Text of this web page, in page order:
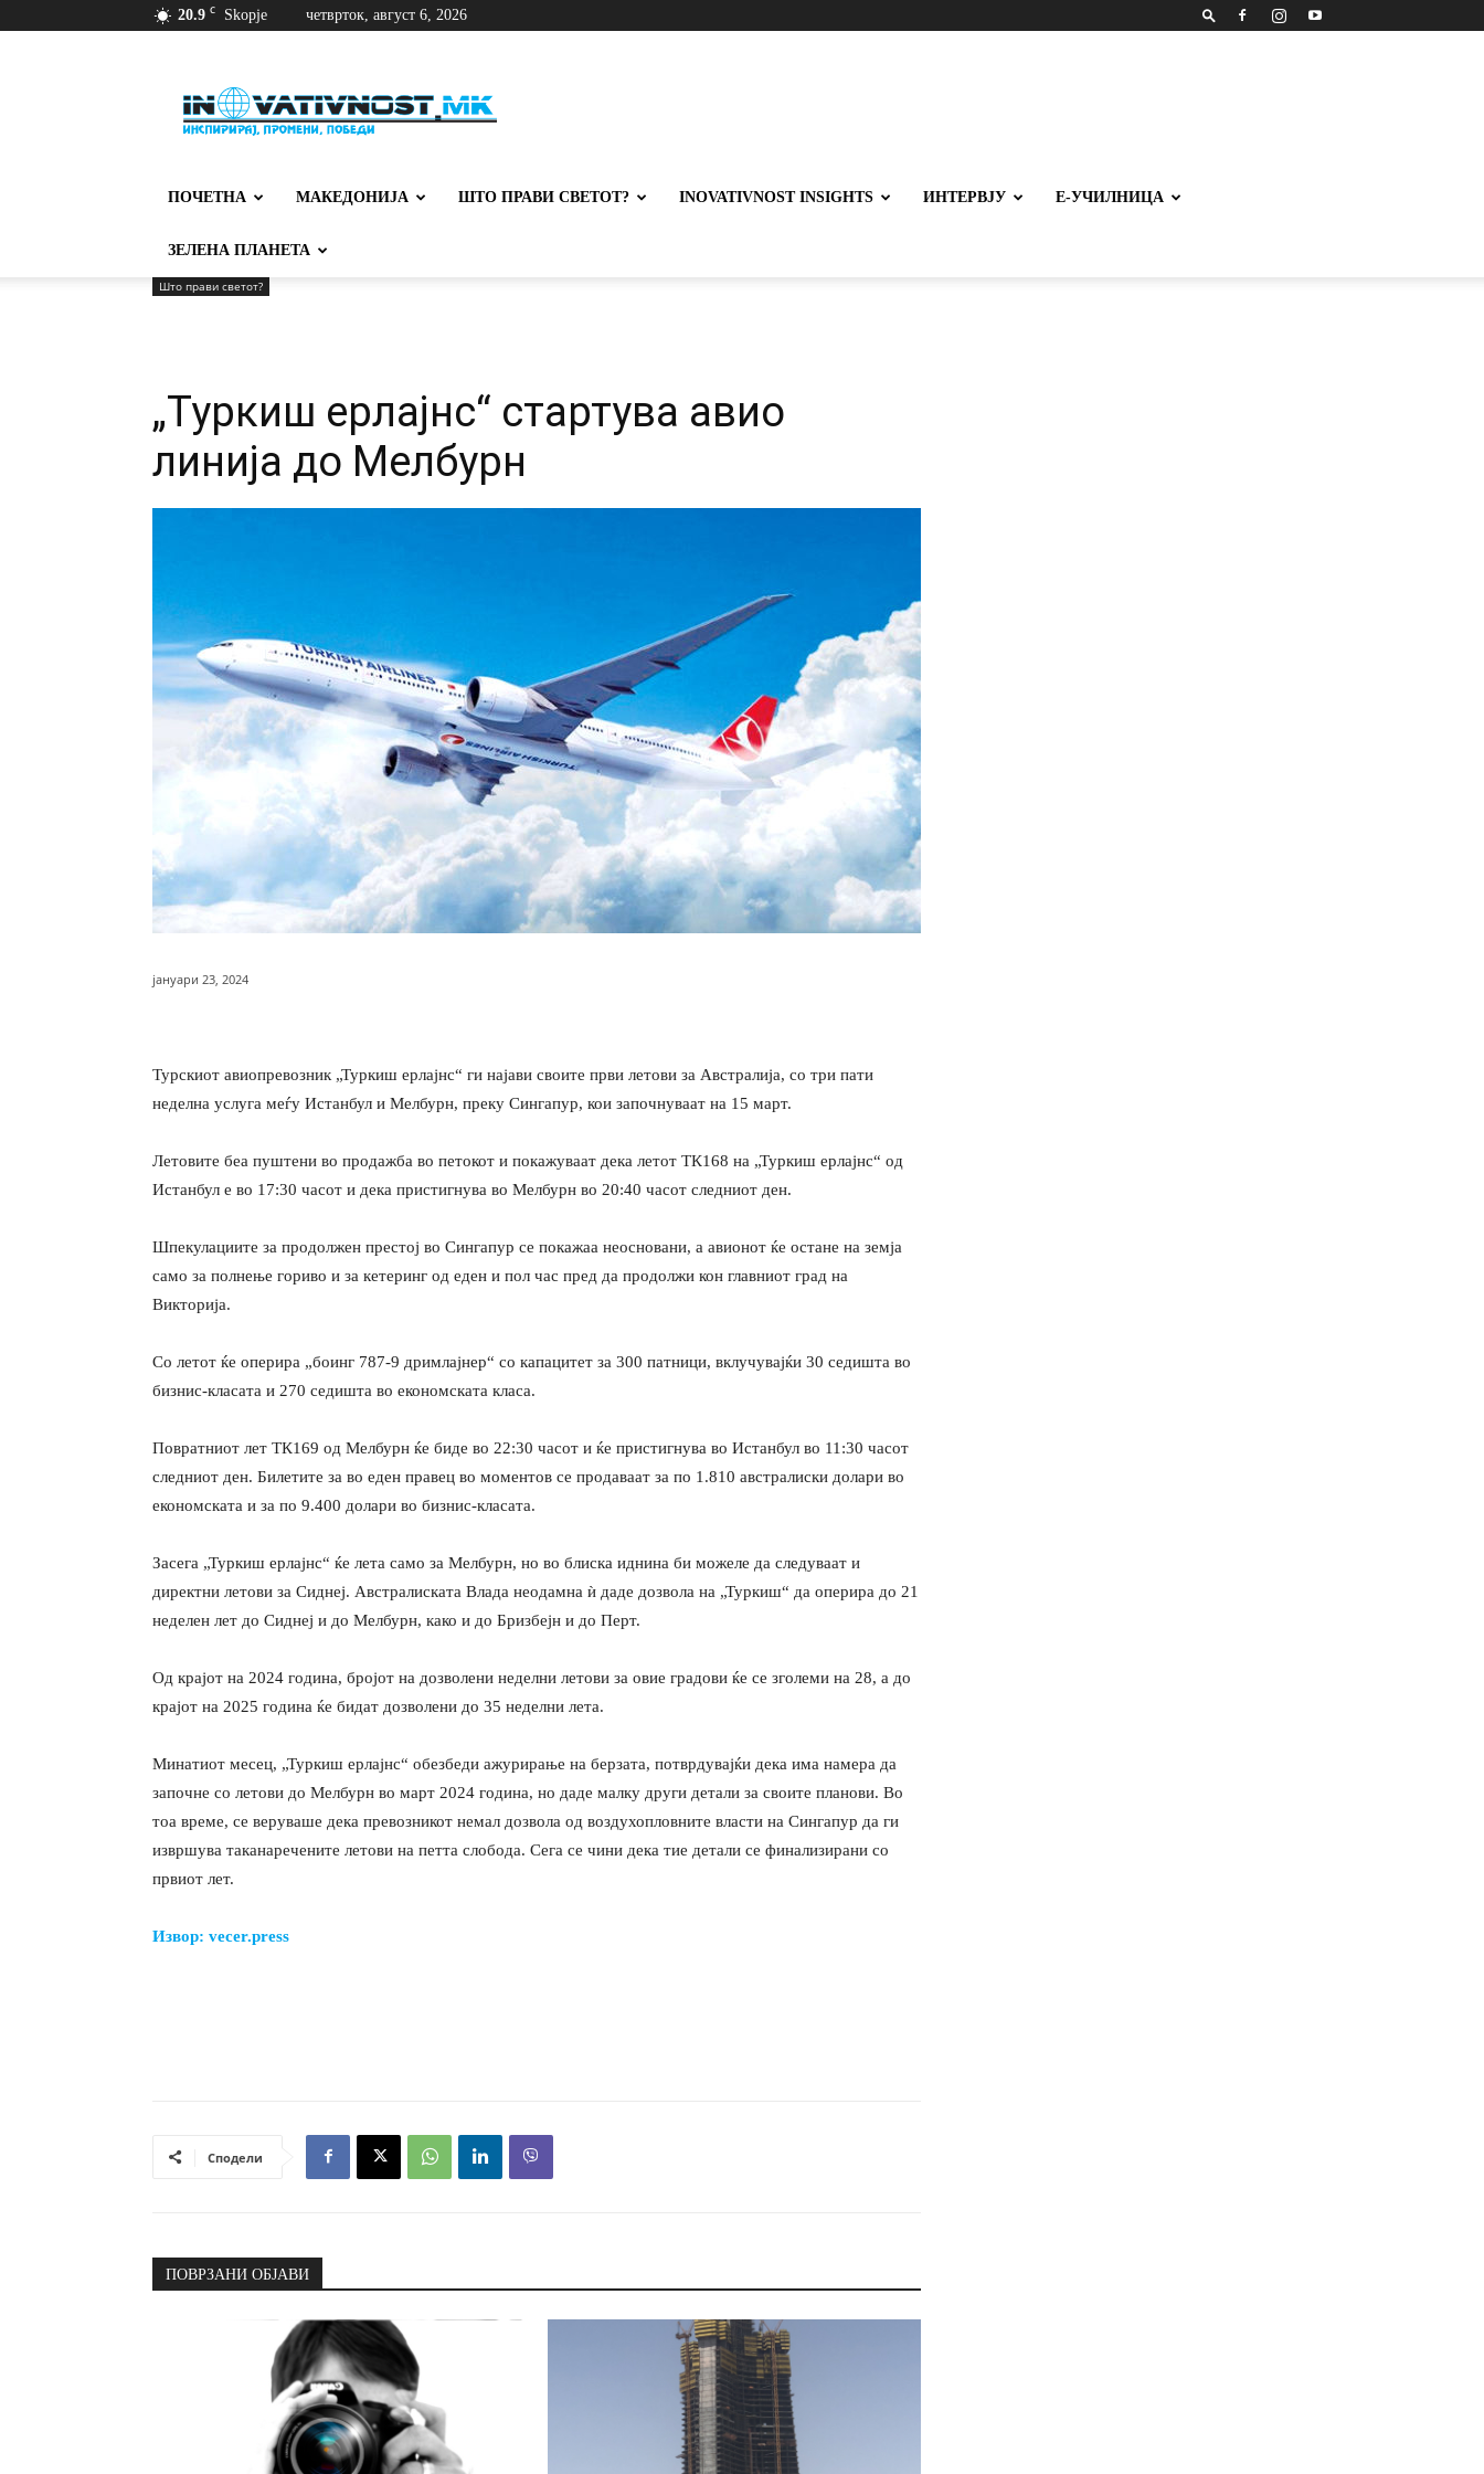
20.9 C Skopje четврток, август 6, 2026
ПОЧЕТНА МАКЕДОНИЈА ШТО ПРАВИ СВЕТОТ? INOVATIVNOST INSIGHTS ИНТЕРВЈУ Е-УЧИЛНИЦА
ЗЕЛЕНА ПЛАНЕТА
Што прави светот?
„Туркиш ерлајнс“ стартува авио
линија до Мелбурн
јануари 23, 2024
Турскиот авиопревозник „Туркиш ерлајнс“ ги најави своите први летови за Австралија, со три пати
неделна услуга меѓу Истанбул и Мелбурн, преку Сингапур, кои започнуваат на 15 март.
Летовите беа пуштени во продажба во петокот и покажуваат дека летот ТК168 на „Туркиш ерлајнс“ од
Истанбул е во 17:30 часот и дека пристигнува во Мелбурн во 20:40 часот следниот ден.
Шпекулациите за продолжен престој во Сингапур се покажаа неосновани, а авионот ќе остане на земја
само за полнење гориво и за кетеринг од еден и пол час пред да продолжи кон главниот град на
Викторија.
Со летот ќе оперира „боинг 787-9 дримлајнер“ со капацитет за 300 патници, вклучувајќи 30 седишта во
бизнис-класата и 270 седишта во економската класа.
Повратниот лет ТК169 од Мелбурн ќе биде во 22:30 часот и ќе пристигнува во Истанбул во 11:30 часот
следниот ден. Билетите за во еден правец во моментов се продаваат за по 1.810 австралиски долари во
економската и за по 9.400 долари во бизнис-класата.
Засега „Туркиш ерлајнс“ ќе лета само за Мелбурн, но во блиска иднина би можеле да следуваат и
директни летови за Сиднеј. Австралиската Влада неодамна ѝ даде дозвола на „Туркиш“ да оперира до 21
неделен лет до Сиднеј и до Мелбурн, како и до Бризбејн и до Перт.
Од крајот на 2024 година, бројот на дозволени неделни летови за овие градови ќе се зголеми на 28, а до
крајот на 2025 година ќе бидат дозволени до 35 неделни лета.
Минатиот месец, „Туркиш ерлајнс“ обезбеди ажурирање на берзата, потврдувајќи дека има намера да
започне со летови до Мелбурн во март 2024 година, но даде малку други детали за своите планови. Во
тоа време, се веруваше дека превозникот немал дозвола од воздухопловните власти на Сингапур да ги
извршува таканаречените летови на петта слобода. Сега се чини дека тие детали се финализирани со
првиот лет.
Извор: vecer.press
Сподели
ПОВРЗАНИ ОБЈАВИ